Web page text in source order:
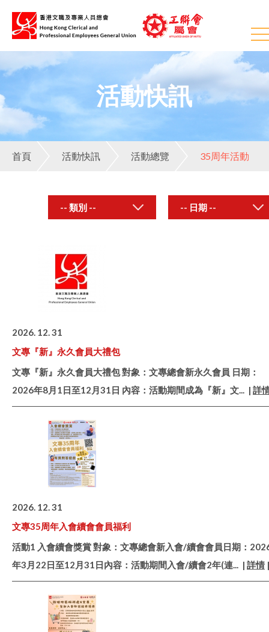
活動快訊
首頁 活動快訊 活動總覽 35周年活動
-- 類別 --
2026. 12. 31
文專『新』永久會員大禮包
文專『新』永久會員大禮包 對象：文專總會新永久會員 日期：
2026年8月1日至12月31日 內容：活動期間成為『新』文... | 詳
2026. 12. 31
文專35周年入會續會會員福利
活動1 入會續會獎賞 對象：文專總會新入會/續會會員日期：
年3月22日至12月31日內容：活動期間入會/續會2年(連... | 詳情 |